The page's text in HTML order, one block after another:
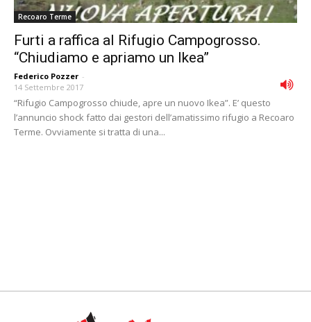
Recoaro Terme
Furti a raffica al Rifugio Campogrosso.
“Chiudiamo e apriamo un Ikea”
Federico Pozzer -
14 Settembre 2017
“Rifugio Campogrosso chiude, apre un nuovo Ikea”. E’ questo
l’annuncio shock fatto dai gestori dell’amatissimo rifugio a Recoaro
Terme. Ovviamente si tratta di una...